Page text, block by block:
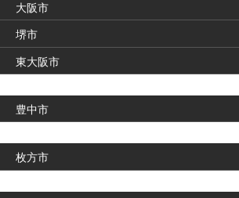
大阪市
堺市
東大阪市
豊中市
枚方市